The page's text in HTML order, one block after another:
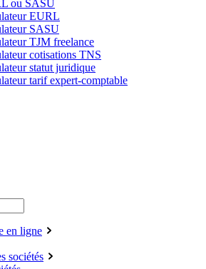
ou SASU
EURL
SASU
TJM freelance
cotisations TNS
statut juridique
tarif expert-comptable
en ligne
sociétés